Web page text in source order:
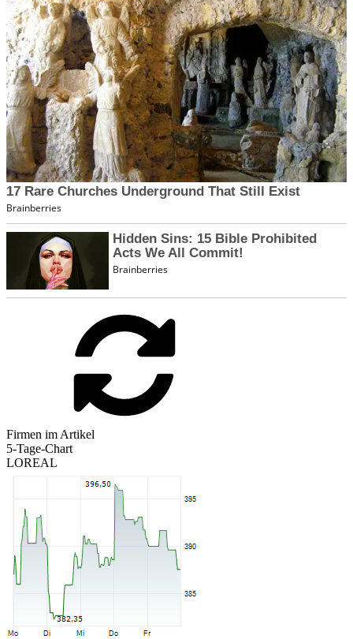
Firmen im Artikel
5-Tage-Chart
LOREAL